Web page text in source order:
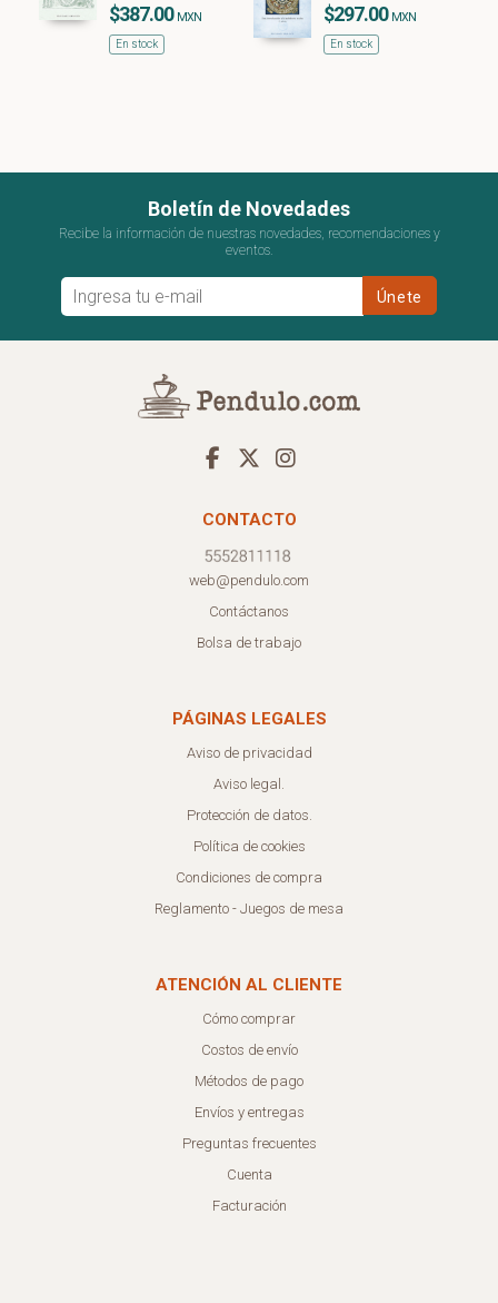
$387.00 MXN
En stock
$297.00 MXN
En stock
Boletín de Novedades
Recibe la información de nuestras novedades, recomendaciones y
eventos.
CONTACTO
web@pendulo.com
Contáctanos
Bolsa de trabajo
PÁGINAS LEGALES
Aviso de privacidad
Aviso legal.
Protección de datos.
Política de cookies
Condiciones de compra
Reglamento - Juegos de mesa
ATENCIÓN AL CLIENTE
Cómo comprar
Costos de envío
Métodos de pago
Envíos y entregas
Preguntas frecuentes
Cuenta
Facturación